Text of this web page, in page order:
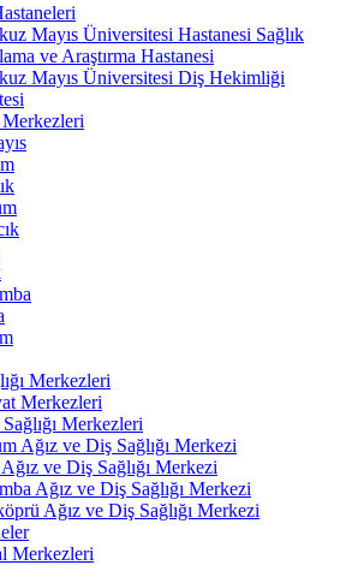
Mayıs Üniversitesi Hastanesi Sağlık
ve Araştırma Hastanesi
Mayıs Üniversitesi Diş Hekimliği
Merkezleri
Merkezleri
Merkezleri
Merkezleri
Ağız ve Diş Sağlığı Merkezi
ve Diş Sağlığı Merkezi
Ağız ve Diş Sağlığı Merkezi
Ağız ve Diş Sağlığı Merkezi
Merkezleri